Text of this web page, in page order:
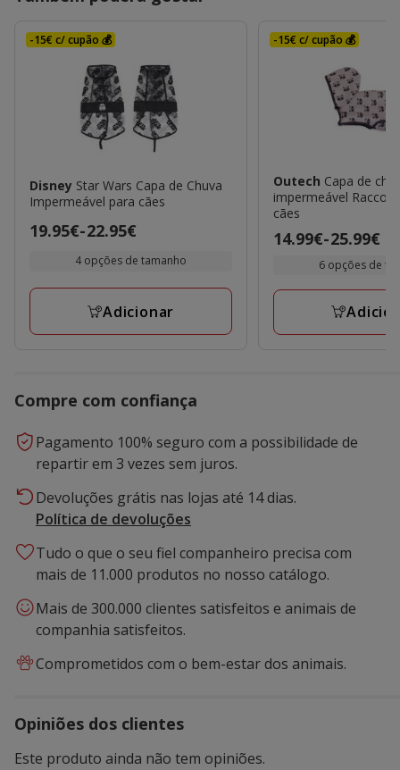
-15€ c/ cupão 💰
Disney Star Wars Capa de Chuva
Impermeável para cães
Preço
a
19.95€-22.95€
4 opções de tamanho
Adicionar
-15€ c/ cupão 💰
Outech Capa de
impermeável Raccoon Cape para
cães
Preço
a
14.99€-25.99€
6 opções de
Compre com confiança
Pagamento 100% seguro com a possibilidade de
repartir em 3 vezes sem juros.
Devoluções grátis nas lojas até 14 dias.
Política de devoluções
Tudo o que o seu fiel companheiro precisa com
mais de 11.000 produtos no nosso catálogo.
Mais de 300.000 clientes satisfeitos e animais de
companhia satisfeitos.
Comprometidos com o bem-estar dos animais.
Opiniões dos clientes
Este produto ainda não tem opiniões.